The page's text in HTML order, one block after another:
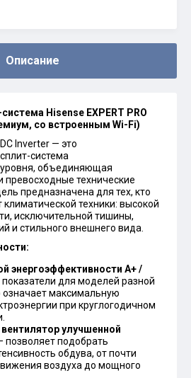
Описание
Hisense EXPERT PRO
со встроенным Wi-Fi)
Inverter — это
система
объединяющая
превосходные технические
предназначена для тех, кто
техники: высокой
исключительной тишины,
и стильного внешнего вида.
энергоэффективности А+ /
для моделей разной
максимальную
при круглогодичном
улучшенной
позволяет подобрать
обдува, от почти
воздуха до мощного